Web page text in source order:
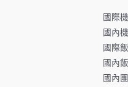
國際
國內
國際
國內
國內